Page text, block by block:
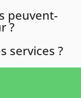
peuvent-
?
services ?